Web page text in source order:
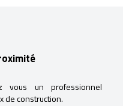
vous un professionnel
de construction.